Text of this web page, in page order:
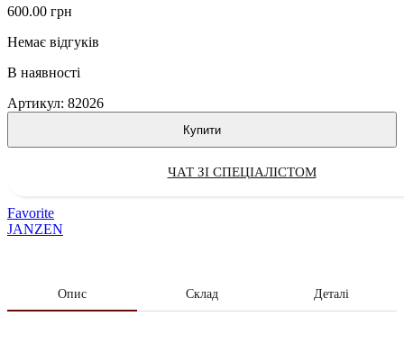
600.00 грн
Немає відгуків
В наявності
Артикул: 82026
Купити
ЧАТ ЗІ СПЕЦІАЛІСТОМ
Favorite
JANZEN
Опис Склад Деталі